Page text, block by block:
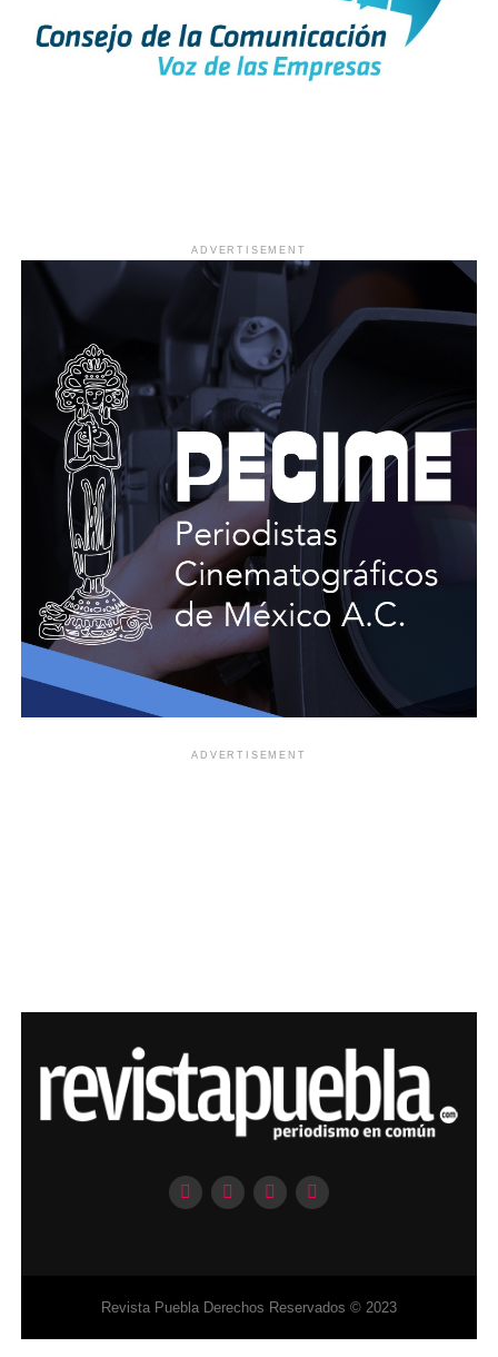
ADVERTISEMENT
ADVERTISEMENT
Revista Puebla Derechos Reservados © 2023